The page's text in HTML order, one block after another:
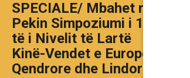
SPECIALE/ Mbahet në
Pekin Simpoziumi i 10-
të i Nivelit të Lartë
Kinë-Vendet e Europës
Qendrore dhe Lindore